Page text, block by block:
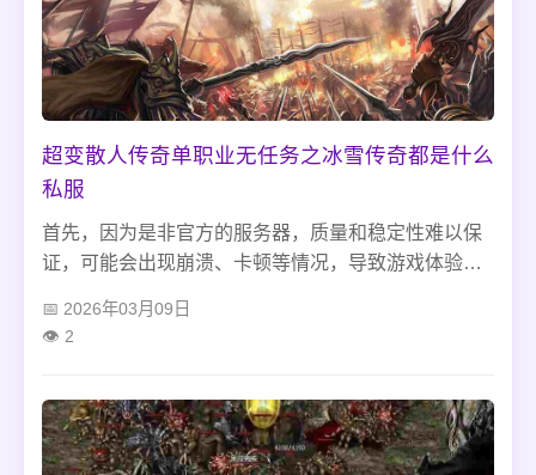
超变散人传奇单职业无任务之冰雪传奇都是什么
私服
首先，因为是非官方的服务器，质量和稳定性难以保
证，可能会出现崩溃、卡顿等情况，导致游戏体验下
信息可能会被黑客盗取。 结语 总的来说，冰雪传奇私
2026年03月09日
2